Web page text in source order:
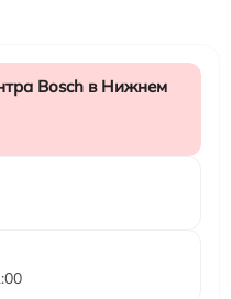
Bosch в Нижнем